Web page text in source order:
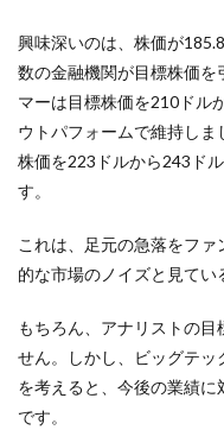
興味深いのは、株価が
数の金融機関が目標株価を
マーは目標株価を210ドル
ウトパフォームで維持し
株価を223ドルから243ド
す。
これは、足元の急落をフ
的な市場のノイズと見てい
もちろん、アナリストの
せん。しかし、ビッグテ
を考えると、今後の業績
です。